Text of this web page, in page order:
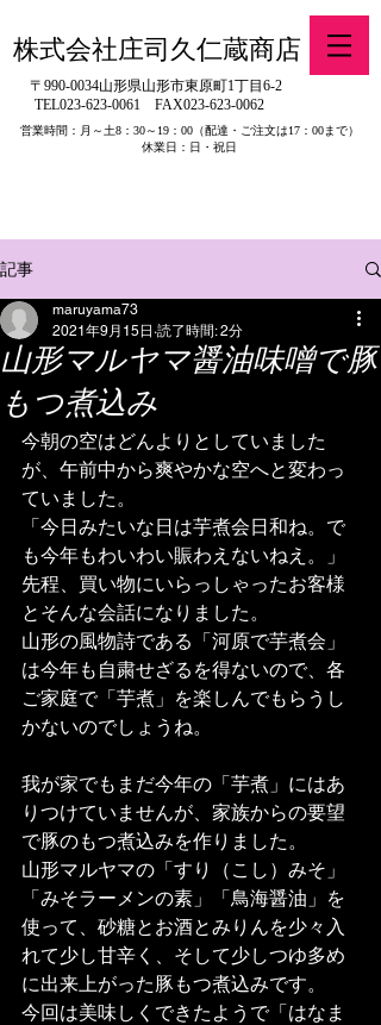
株式会社庄司久仁蔵商店
〒990-0034山形県山形市東原町1丁目6-2
TEL023-623-0061 FAX023-623-0062
営業時間：月～土8：30～19：00（配達・ご注文は17：00まで）
休業日：日・祝日
記事
山形マルヤマ醤油味噌で豚
もつ煮込み
maruyama73
2021年9月15日 読了時間: 2分
今朝の空はどんよりとしていました
が、午前中から爽やかな空へと変わっ
ていました。
「今日みたいな日は芋煮会日和ね。で
も今年もわいわい賑わえないねえ。」
先程、買い物にいらっしゃったお客様
とそんな会話になりました。
山形の風物詩である「河原で芋煮会」
は今年も自粛せざるを得ないので、各
ご家庭で「芋煮」を楽しんでもらうし
かないのでしょうね。
我が家でもまだ今年の「芋煮」にはあ
りつけていませんが、家族からの要望
で豚のもつ煮込みを作りました。
山形マルヤマの「すり（こし）みそ」
「みそラーメンの素」「鳥海醤油」を
使って、砂糖とお酒とみりんを少々入
れて少し甘辛く、そして少しつゆ多め
に出来上がった豚もつ煮込みです。
今回は美味しくできたようで「はなま